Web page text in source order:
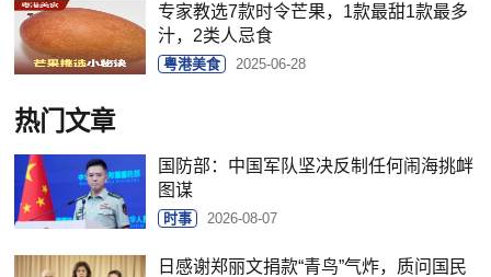
专家教选7款时令芒果，1款最甜1款最多
汁，2类人忌食
粤港美食 2025-06-28
热门文章
国防部：中国军队坚决反制任何闹海挑衅
图谋
时事 2026-08-07
日感谢郑丽文捐款“青鸟”气炸，质问国民